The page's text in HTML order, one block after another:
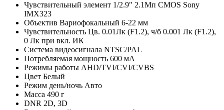
Чувствительный элемент 1/2.9" 2.1Мп CMOS Sony
IMX323
Объектив Вариофокальный 6-22 мм
Чувствительность Цв. 0.01Лк (F1.2), ч/б 0.001 Лк (F1.2),
0 Лк при вкл. ИК
Система видеосигнала NTSC/PAL
Потребляемая мощность 600 мА
Режимы работы AHD/TVI/CVI/CVBS
Цвет Белый
Режим день/ночь Авто
Масса 490 г
DNR 2D, 3D